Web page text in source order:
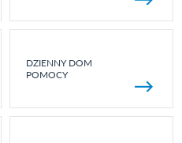
DZIENNY DOM
POMOCY